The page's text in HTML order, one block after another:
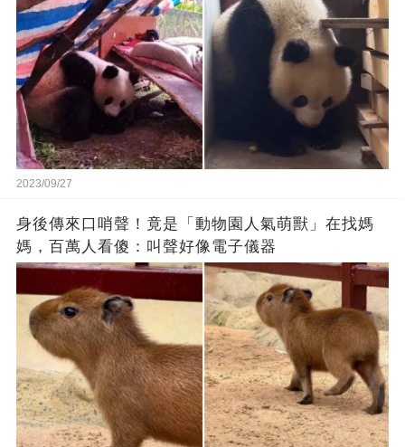
2023/09/27
身後傳來口哨聲！竟是「動物園人氣萌獸」在找媽
媽，百萬人看傻：叫聲好像電子儀器